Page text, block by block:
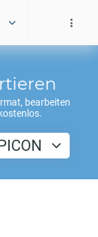
bearbeiten